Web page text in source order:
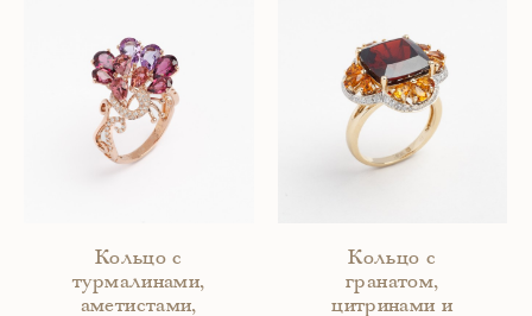
Кольцо с
турмалинами,
аметистами,
Кольцо с
гранатом,
цитринами и